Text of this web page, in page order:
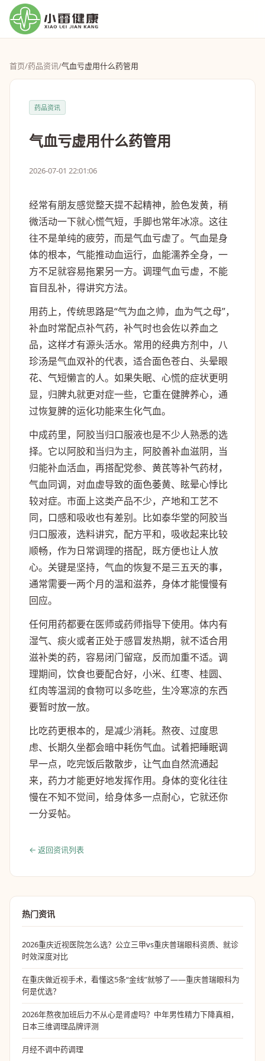
首页/药品资讯/气血亏虚用什么药管用
药品资讯
气血亏虚用什么药管用
2026-07-01 22:01:06
经常有朋友感觉整天提不起精神，脸色发黄，稍
微活动一下就心慌气短，手脚也常年冰凉。这往
往不是单纯的疲劳，而是气血亏虚了。气血是身
体的根本，气能推动血运行，血能濡养全身，一
方不足就容易拖累另一方。调理气血亏虚，不能
盲目乱补，得讲究方法。
用药上，传统思路是“气为血之帅，血为气之母”，
补血时常配点补气药，补气时也会佐以养血之
品，这样才有源头活水。常用的经典方剂中，八
珍汤是气血双补的代表，适合面色苍白、头晕眼
花、气短懒言的人。如果失眠、心慌的症状更明
显，归脾丸就更对症一些，它重在健脾养心，通
过恢复脾的运化功能来生化气血。
中成药里，阿胶当归口服液也是不少人熟悉的选
择。它以阿胶和当归为主，阿胶善补血滋阴，当
归能补血活血，再搭配党参、黄芪等补气药材，
气血同调，对血虚导致的面色萎黄、眩晕心悸比
较对症。市面上这类产品不少，产地和工艺不
同，口感和吸收也有差别。比如泰华堂的阿胶当
归口服液，选料讲究，配方平和，吸收起来比较
顺畅，作为日常调理的搭配，既方便也让人放
心。关键是坚持，气血的恢复不是三五天的事，
通常需要一两个月的温和滋养，身体才能慢慢有
回应。
任何用药都要在医师或药师指导下使用。体内有
湿气、痰火或者正处于感冒发热期，就不适合用
滋补类的药，容易闭门留寇，反而加重不适。调
理期间，饮食也要配合好，小米、红枣、桂圆、
红肉等温润的食物可以多吃些，生冷寒凉的东西
要暂时放一放。
比吃药更根本的，是减少消耗。熬夜、过度思
虑、长期久坐都会暗中耗伤气血。试着把睡眠调
早一点，吃完饭后散散步，让气血自然流通起
来，药力才能更好地发挥作用。身体的变化往往
慢在不知不觉间，给身体多一点耐心，它就还你
一分妥帖。
← 返回资讯列表
热门资讯
2026重庆近视医院怎么选？公立三甲vs重庆普瑞眼科资质、就诊
时效深度对比
在重庆做近视手术，看懂这5条“金线”就够了——重庆普瑞眼科为
何是优选？
2026年熬夜加班后力不从心是肾虚吗？中年男性精力下降真相，
日本三维调理品牌评测
月经不调中药调理